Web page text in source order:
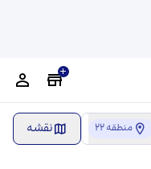
منطقه 22 نقشه